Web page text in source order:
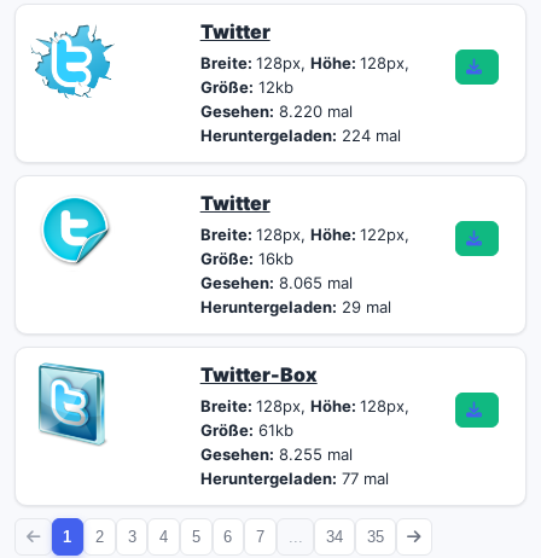
Twitter
Breite: 128px, Höhe: 128px,
Größe: 12kb
Gesehen: 8.220 mal
Heruntergeladen: 224 mal
Twitter
Breite: 128px, Höhe: 122px,
Größe: 16kb
Gesehen: 8.065 mal
Heruntergeladen: 29 mal
Twitter-Box
Breite: 128px, Höhe: 128px,
Größe: 61kb
Gesehen: 8.255 mal
Heruntergeladen: 77 mal
1 2 3 4 5 6 7 34 35